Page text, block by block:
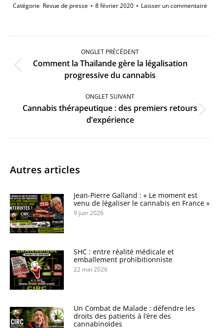
Catégorie Revue de presse 8 février 2020 Laisser un commentaire
Navigation
ONGLET PRÉCÉDENT
Onglet
précédent
Comment la Thaïlande gère la légalisation
progressive du cannabis
ONGLET SUIVANT
Onglet
suivant
Cannabis thérapeutique : des premiers retours
d’expérience
Autres articles
Jean-Pierre Galland : « Le moment est
venu de légaliser le cannabis en France »
9 juin 2026
SHC : entre réalité médicale et
emballement prohibitionniste
22 mai 2026
Un Combat de Malade : défendre les
droits des patients à l’ère des
cannabinoïdes